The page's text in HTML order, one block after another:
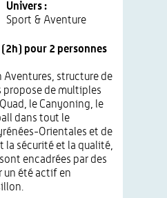
Univers :
Sport & Aventure
(2h) pour 2 personnes
Aventures, structure de
propose de multiples
le Canyoning, le
dans tout le
Orientales et de
la sécurité et la qualité,
encadrées par des
un été actif en